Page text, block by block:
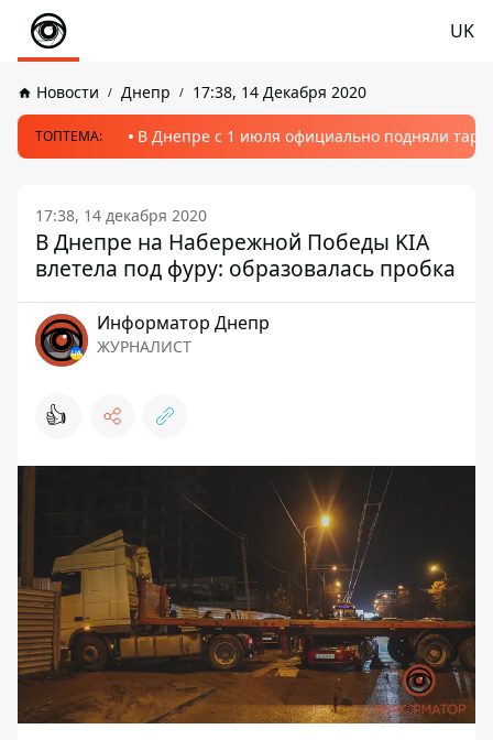
UK
Новости Днепр 17:38, 14 Декабря 2020
ТОПТЕМА: В Днепре с 1 июля официально подняли
17:38, 14 декабря 2020
В Днепре на Набережной Победы KIA
влетела под фуру: образовалась пробка
Информатор Днепр
ЖУРНАЛИСТ
👍